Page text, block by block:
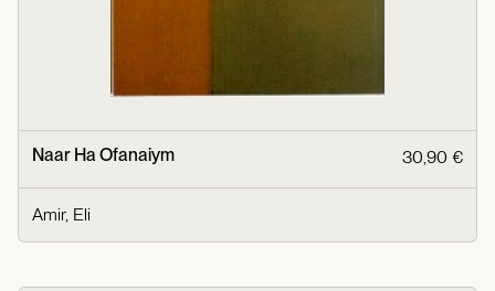
Naar Ha Ofanaiym 30,90 €
Amir, Eli